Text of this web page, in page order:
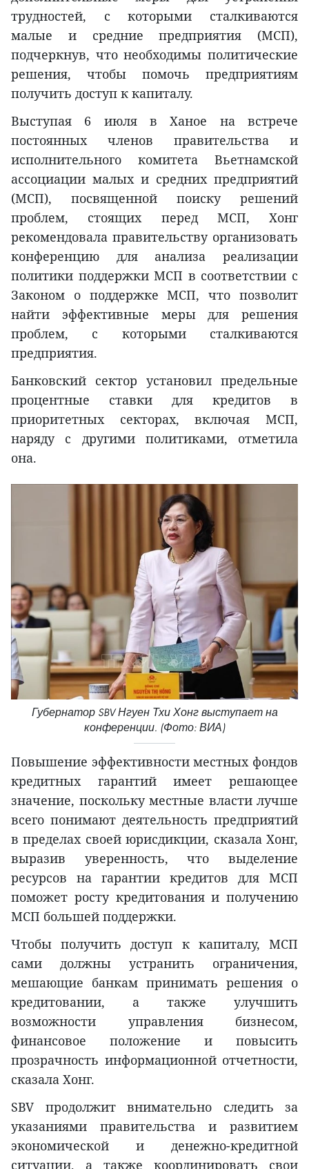
трудностей, с которыми сталкиваются
малые и средние предприятия (МСП),
подчеркнув, что необходимы политические
решения, чтобы помочь предприятиям
получить доступ к капиталу.
Выступая 6 июля в Ханое на встрече
постоянных членов правительства и
исполнительного комитета Вьетнамской
ассоциации малых и средних предприятий
(МСП), посвященной поиску решений
проблем, стоящих перед МСП, Хонг
рекомендовала правительству организовать
конференцию для анализа реализации
политики поддержки МСП в соответствии с
Законом о поддержке МСП, что позволит
найти эффективные меры для решения
проблем, с которыми сталкиваются
предприятия.
Банковский сектор установил предельные
процентные ставки для кредитов в
приоритетных секторах, включая МСП,
наряду с другими политиками, отметила
она.
Губернатор SBV Нгуен Тхи Хонг выступает на
конференции. (Фото: ВИА)
Повышение эффективности местных фондов
кредитных гарантий имеет решающее
значение, поскольку местные власти лучше
всего понимают деятельность предприятий
в пределах своей юрисдикции, сказала Хонг,
выразив уверенность, что выделение
ресурсов на гарантии кредитов для МСП
поможет росту кредитования и получению
МСП большей поддержки.
Чтобы получить доступ к капиталу, МСП
сами должны устранить ограничения,
мешающие банкам принимать решения о
кредитовании, а также улучшить
возможности управления бизнесом,
финансовое положение и повысить
прозрачность информационной отчетности,
сказала Хонг.
SBV продолжит внимательно следить за
указаниями правительства и развитием
экономической и денежно-кредитной
ситуации, а также координировать свои